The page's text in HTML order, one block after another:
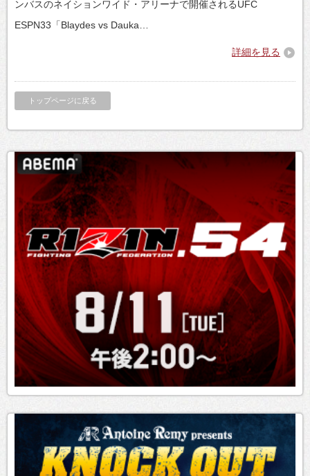
ンバスのネイションワイド・アリーナで開催されるUFC
ESPN33「Blaydes vs Dauka…
詳細を見る
トップページに戻る